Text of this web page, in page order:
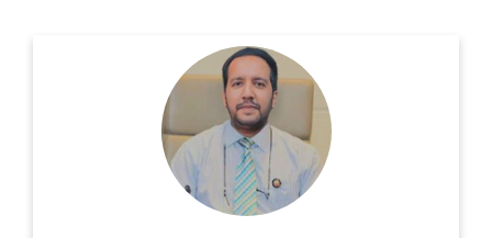
کارشناس ارشد مسائل سیاست خارجی و استاد سابق دانشگاه
شهید بهشتی
اطلاعات بیشتر